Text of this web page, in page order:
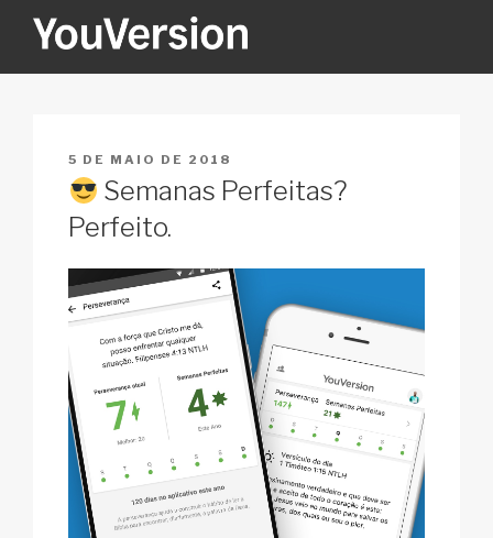
YOUVERSION
PUBLICADO
EM
5 DE MAIO DE 2018
Semanas Perfeitas?
Perfeito.